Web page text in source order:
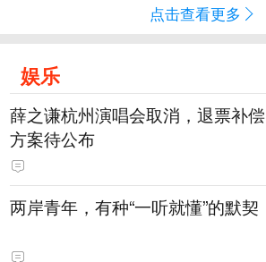
点击查看更多
娱乐
薛之谦杭州演唱会取消，退票补偿
方案待公布
两岸青年，有种“一听就懂”的默契